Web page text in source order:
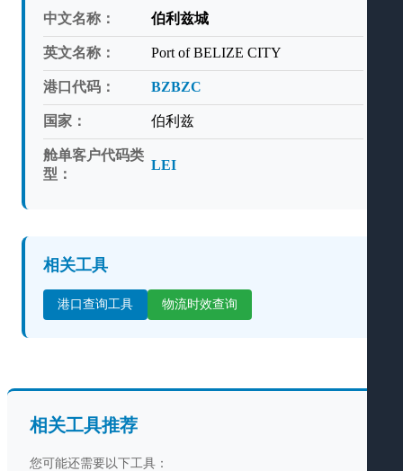
中文名称： 伯利兹城
英文名称： Port of BELIZE CITY
港口代码： BZBZC
国家： 伯利兹
舱单客户代码类
型：
LEI
相关工具
港口查询工具 物流时效查询
相关工具推荐
您可能还需要以下工具：